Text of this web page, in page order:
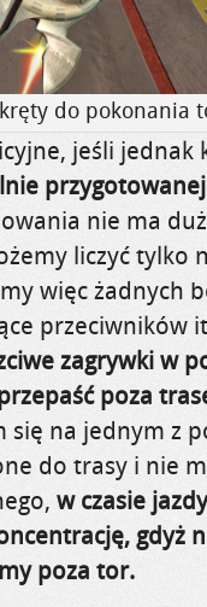
do pokonania
jeśli jednak
nie ma
liczyć tylko
więc żadnych
przeciwników
zagrywki w
poza
na jednym z
do trasy i nie
w czasie
gdyż
poza tor.